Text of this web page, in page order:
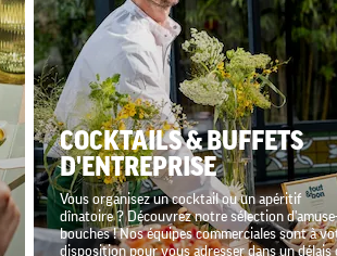
COCKTAILS & BUFFETS
D'ENTREPRISE
Vous organisez un cocktail ou un apéritif
dînatoire ? Découvrez notre sélection
bouches ! Nos équipes commerciales sont à
disposition pour vous adresser dans un délais